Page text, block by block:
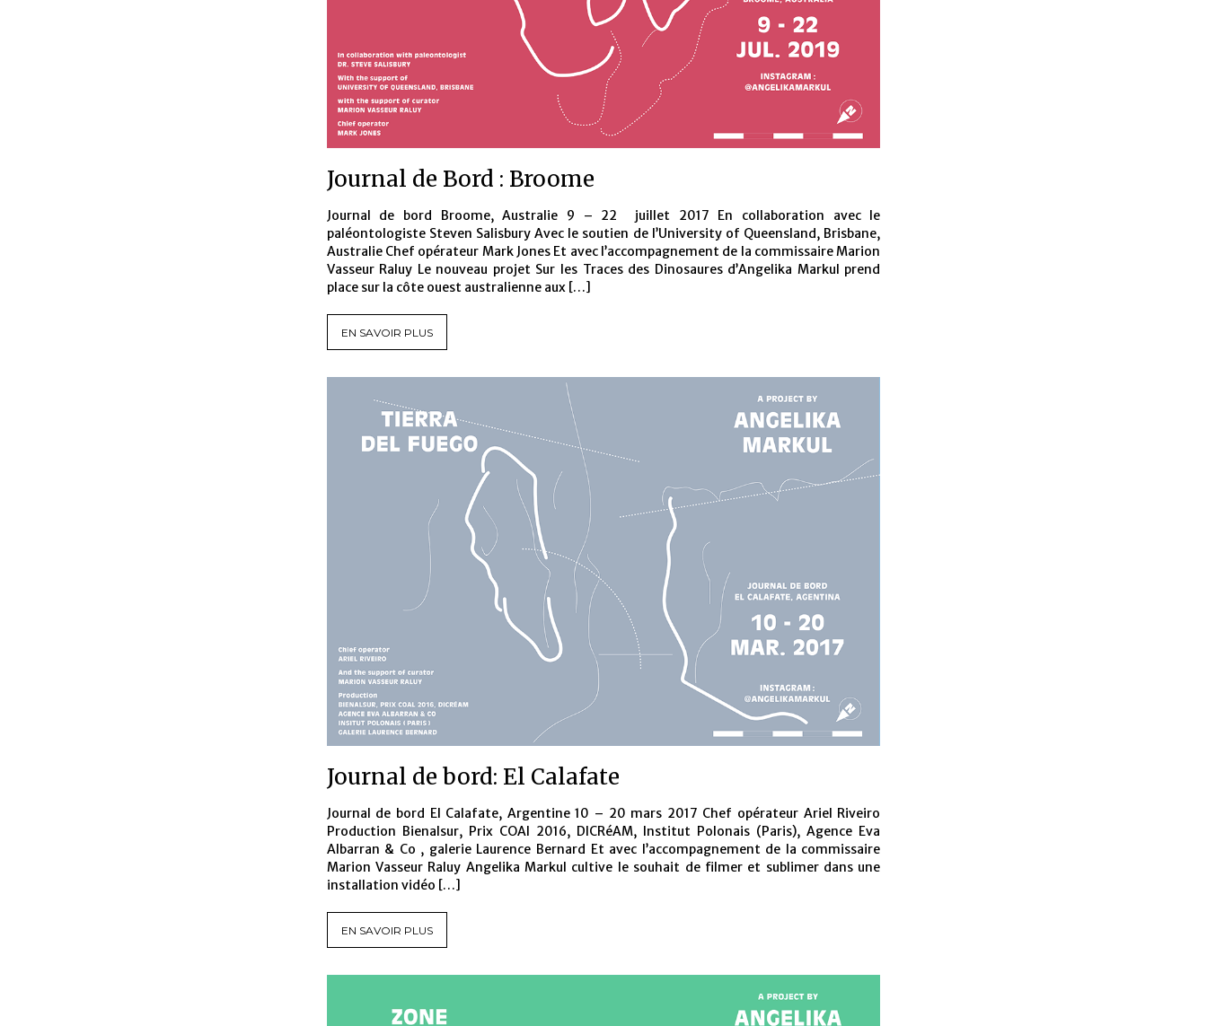
Journal de Bord : Broome
Journal de bord Broome, Australie 9 – 22 juillet 2017 En collaboration avec le
paléontologiste Steven Salisbury Avec le soutien de l’University of Queensland, Brisbane,
Australie Chef opérateur Mark Jones Et avec l’accompagnement de la commissaire Marion
Vasseur Raluy Le nouveau projet Sur les Traces des Dinosaures d’Angelika Markul prend
place sur la côte ouest australienne aux […]
EN SAVOIR PLUS
Journal de bord: El Calafate
Journal de bord El Calafate, Argentine 10 – 20 mars 2017 Chef opérateur Ariel Riveiro
Production Bienalsur, Prix COAl 2016, DICRéAM, Institut Polonais (Paris), Agence Eva
Albarran & Co , galerie Laurence Bernard Et avec l’accompagnement de la commissaire
Marion Vasseur Raluy Angelika Markul cultive le souhait de filmer et sublimer dans une
installation vidéo […]
EN SAVOIR PLUS